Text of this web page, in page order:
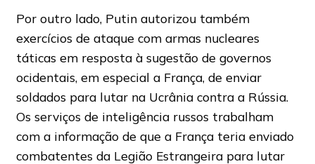
Por outro lado, Putin autorizou também
exercícios de ataque com armas nucleares
táticas em resposta à sugestão de governos
ocidentais, em especial a França, de enviar
soldados para lutar na Ucrânia contra a Rússia.
Os serviços de inteligência russos trabalham
com a informação de que a França teria enviado
combatentes da Legião Estrangeira para lutar